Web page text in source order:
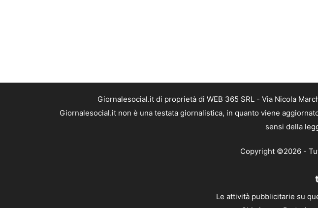
Giornalesocial.it di proprietà di WEB 365 SRL - Via Nicola
Giornalesocial.it non è una testata giornalistica, in quanto viene
sensi della
Copyright ©2026 -
Le attività pubblicitarie su